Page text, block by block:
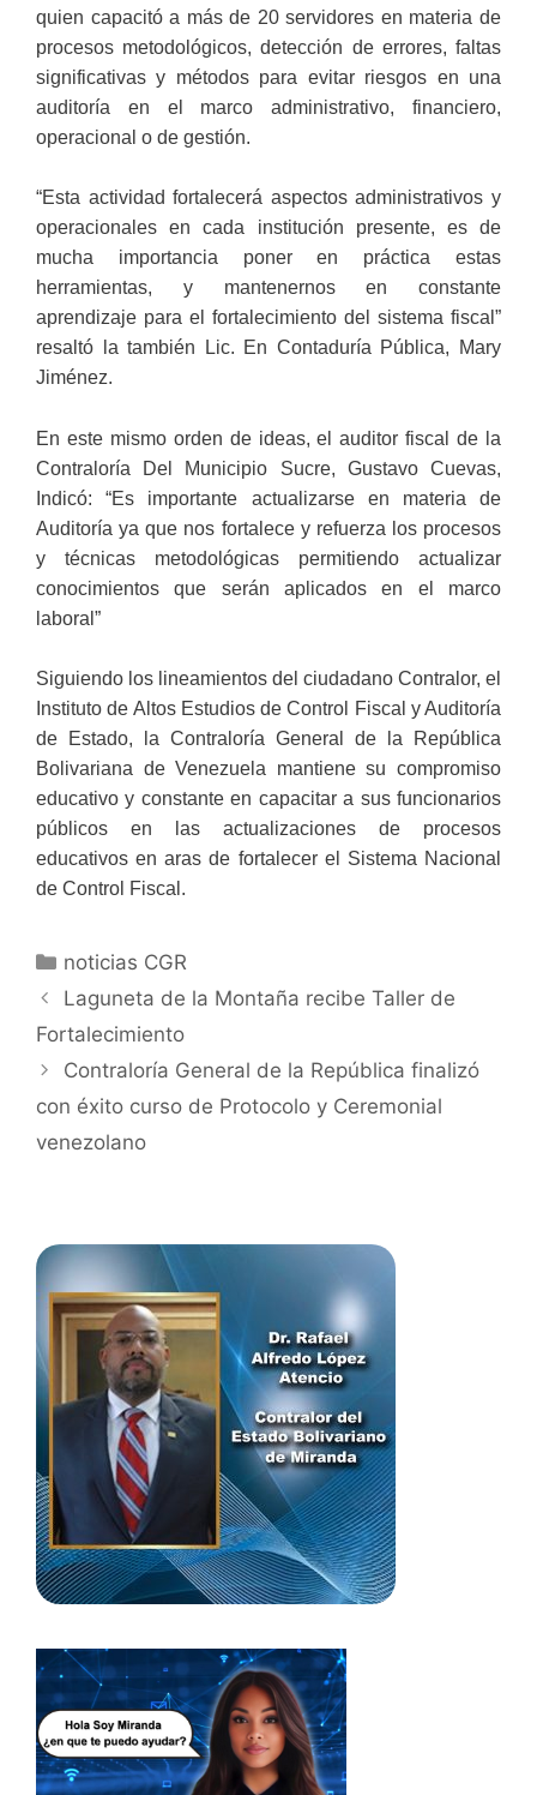
quien capacitó a más de 20 servidores en materia de
procesos metodológicos, detección de errores, faltas
significativas y métodos para evitar riesgos en una
auditoría en el marco administrativo, financiero,
operacional o de gestión.
“Esta actividad fortalecerá aspectos administrativos y
operacionales en cada institución presente, es de
mucha importancia poner en práctica estas
herramientas, y mantenernos en constante
aprendizaje para el fortalecimiento del sistema fiscal”
resaltó la también Lic. En Contaduría Pública, Mary
Jiménez.
En este mismo orden de ideas, el auditor fiscal de la
Contraloría Del Municipio Sucre, Gustavo Cuevas,
Indicó: “Es importante actualizarse en materia de
Auditoría ya que nos fortalece y refuerza los procesos
y técnicas metodológicas permitiendo actualizar
conocimientos que serán aplicados en el marco
laboral”
Siguiendo los lineamientos del ciudadano Contralor, el
Instituto de Altos Estudios de Control Fiscal y Auditoría
de Estado, la Contraloría General de la República
Bolivariana de Venezuela mantiene su compromiso
educativo y constante en capacitar a sus funcionarios
públicos en las actualizaciones de procesos
educativos en aras de fortalecer el Sistema Nacional
de Control Fiscal.
noticias CGR
Laguneta de la Montaña recibe Taller de
Fortalecimiento
Contraloría General de la República finalizó
con éxito curso de Protocolo y Ceremonial
venezolano